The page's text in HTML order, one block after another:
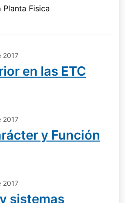
Planta Fisica
2017
en las ETC
2017
y Función
2017
sistemas